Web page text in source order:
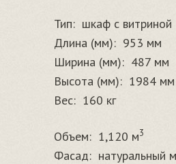
Тип: шкаф с витриной
Длина (мм): 953 мм
Ширина (мм): 487 мм
Высота (мм): 1984 мм
Вес: 160 кг
Объем: 1,120 м3
Фасад: натуральный